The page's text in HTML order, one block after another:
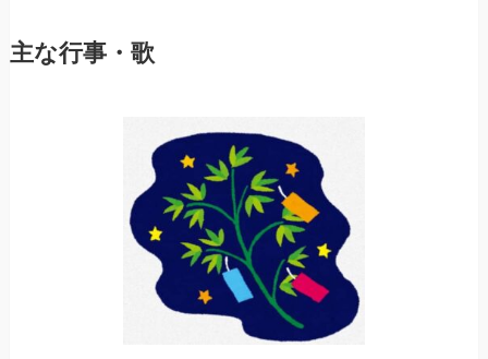
主な行事・歌